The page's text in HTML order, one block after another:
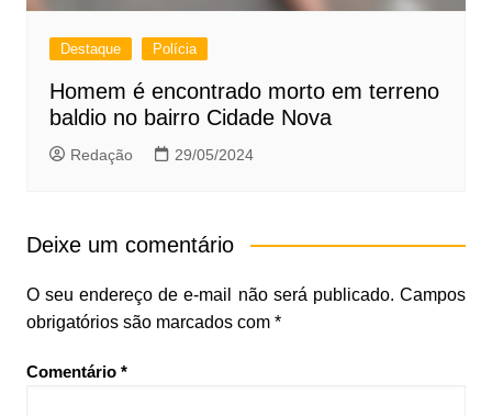
Destaque Polícia
Homem é encontrado morto em terreno
baldio no bairro Cidade Nova
Redação 29/05/2024
Deixe um comentário
O seu endereço de e-mail não será publicado. Campos
obrigatórios são marcados com *
Comentário *